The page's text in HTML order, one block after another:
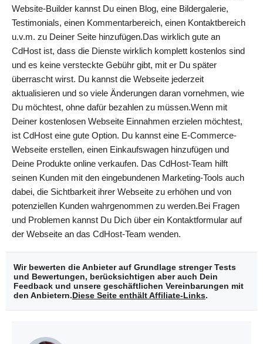
Website-Builder kannst Du einen Blog, eine Bildergalerie,
Testimonials, einen Kommentarbereich, einen Kontaktbereich
u.v.m. zu Deiner Seite hinzufügen.Das wirklich gute an
CdHost ist, dass die Dienste wirklich komplett kostenlos sind
und es keine versteckte Gebühr gibt, mit er Du später
überrascht wirst. Du kannst die Webseite jederzeit
aktualisieren und so viele Änderungen daran vornehmen, wie
Du möchtest, ohne dafür bezahlen zu müssen.Wenn mit
Deiner kostenlosen Webseite Einnahmen erzielen möchtest,
ist CdHost eine gute Option. Du kannst eine E-Commerce-
Webseite erstellen, einen Einkaufswagen hinzufügen und
Deine Produkte online verkaufen. Das CdHost-Team hilft
seinen Kunden mit den eingebundenen Marketing-Tools auch
dabei, die Sichtbarkeit ihrer Webseite zu erhöhen und von
potenziellen Kunden wahrgenommen zu werden.Bei Fragen
und Problemen kannst Du Dich über ein Kontaktformular auf
der Webseite an das CdHost-Team wenden.
Wir bewerten die Anbieter auf Grundlage strenger Tests
und Bewertungen, berücksichtigen aber auch Dein
Feedback und unsere geschäftlichen Vereinbarungen mit
den Anbietern.Diese Seite enthält Affiliate-Links.